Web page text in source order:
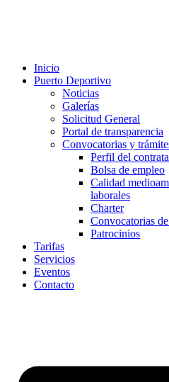
Inicio
Puerto Deportivo
Noticias
Galerías
Solicitud General
Portal de transparencia
Convocatorias y
Perfil del
Bolsa de empleo
Calidad
laborales
Charter
Convocatorias
Patrocinios
Tarifas
Servicios
Eventos
Contacto